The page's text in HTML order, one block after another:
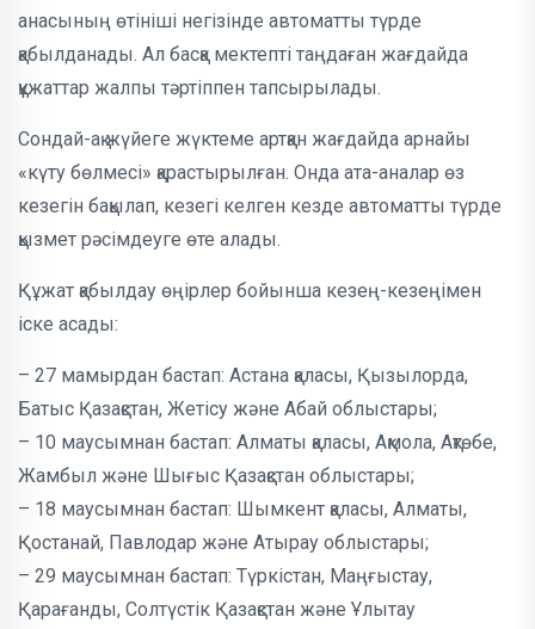
анасының өтініші негізінде автоматты түрде
қабылданады. Ал басқа мектепті таңдаған жағдайда
құжаттар жалпы тәртіппен тапсырылады.
Сондай-ақ жүйеге жүктеме артқан жағдайда арнайы
«күту бөлмесі» қарастырылған. Онда ата-аналар өз
кезегін бақылап, кезегі келген кезде автоматты түрде
қызмет рәсімдеуге өте алады.
Құжат қабылдау өңірлер бойынша кезең-кезеңімен
іске асады:
– 27 мамырдан бастап: Астана қаласы, Қызылорда,
Батыс Қазақстан, Жетісу және Абай облыстары;
– 10 маусымнан бастап: Алматы қаласы, Ақмола, Ақтөбе,
Жамбыл және Шығыс Қазақстан облыстары;
– 18 маусымнан бастап: Шымкент қаласы, Алматы,
Қостанай, Павлодар және Атырау облыстары;
– 29 маусымнан бастап: Түркістан, Маңғыстау,
Қарағанды, Солтүстік Қазақстан және Ұлытау